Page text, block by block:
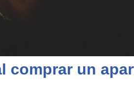
comprar un